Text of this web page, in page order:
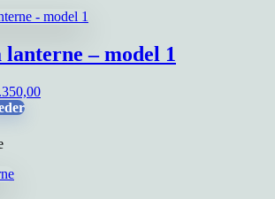
– model 1
350,00Prisinterval:
Dette